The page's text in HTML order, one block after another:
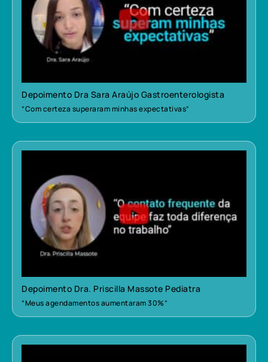
Depoimento Dra Sara Araújo Gastroenterologista
“Com certeza superaram minhas expectativas”
Depoimento Dra. Priscilla Massote Pediatra
“Meus agendamentos aumentaram 30%”